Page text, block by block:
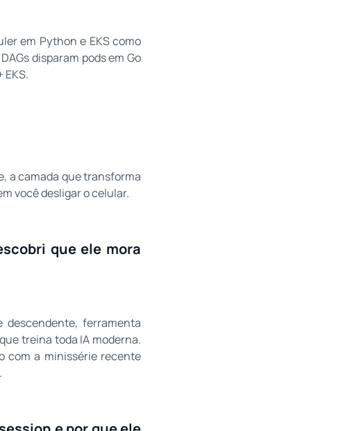
em Python e EKS como
disparam pods em Go
a camada que transforma
você desligar o celular.
que ele mora
descendente, ferramenta
treina toda IA moderna.
com a minissérie recente